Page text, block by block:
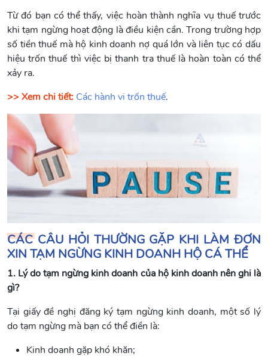
Từ đó bạn có thể thấy, việc hoàn thành nghĩa vụ thuế trước
khi tạm ngừng hoạt động là điều kiện cần. Trong trường hợp
số tiền thuế mà hộ kinh doanh nợ quá lớn và liên tục có dấu
hiệu trốn thuế thì việc bị thanh tra thuế là hoàn toàn có thể
xảy ra.
>> Xem chi tiết: Các hành vi trốn thuế.
CÁC CÂU HỎI THƯỜNG GẶP KHI LÀM ĐƠN
XIN TẠM NGỪNG KINH DOANH HỘ CÁ THỂ
1. Lý do tạm ngừng kinh doanh của hộ kinh doanh nên ghi là
gì?
Tại giấy đề nghị đăng ký tạm ngừng kinh doanh, một số lý
do tạm ngừng mà bạn có thể điền là:
Kinh doanh gặp khó khăn;